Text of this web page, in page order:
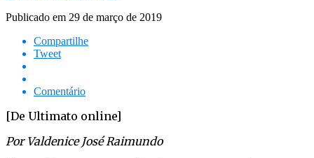
Publicado em 29 de março de 2019
Compartilhe
Tweet
Comentário
[De Ultimato online]
Por Valdenice José Raimundo